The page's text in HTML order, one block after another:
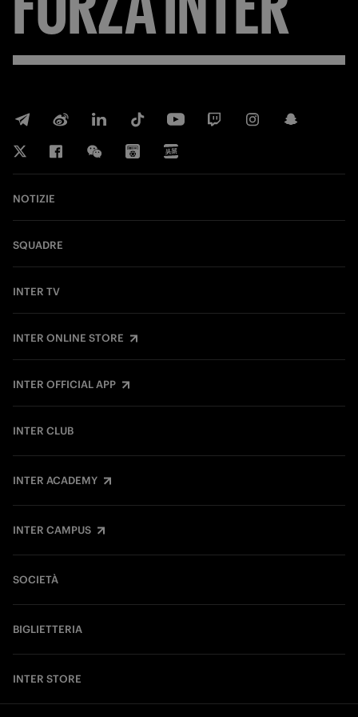
NOTIZIE
SQUADRE
INTER TV
INTER ONLINE STORE
INTER OFFICIAL APP
INTER CLUB
INTER ACADEMY
INTER CAMPUS
SOCIETÀ
BIGLIETTERIA
INTER STORE